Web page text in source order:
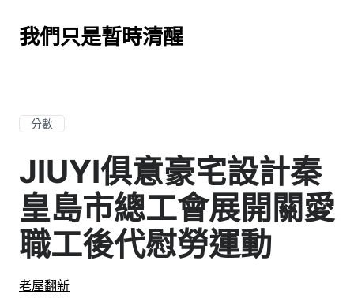
我們只是暫時清醒
分數
JIUYI俱意豪宅設計秦
皇島市總工會展開關愛
職工後代慰勞運動
老屋翻新